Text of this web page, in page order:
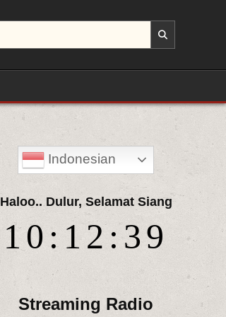
Indonesian
Haloo.. Dulur, Selamat Siang
10:12:40
Streaming Radio